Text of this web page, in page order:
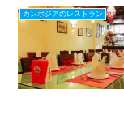
カンボジアのレストラン